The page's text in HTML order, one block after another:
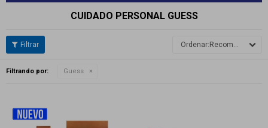
CUIDADO PERSONAL GUESS
Recomendados
Filtrando por: Guess